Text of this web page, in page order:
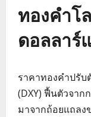
ทองคำโ
ดอลลาร์
ราคาทองคำปรับ
(DXY) ฟื้นตัวจาก
มาจากถ้อยแถลง